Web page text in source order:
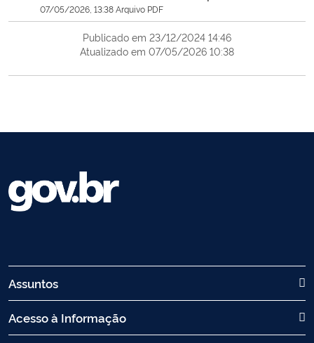
07/05/2026, 13:38 Arquivo PDF
Publicado em 23/12/2024 14:46
Atualizado em 07/05/2026 10:38
Assuntos
Acesso à Informação